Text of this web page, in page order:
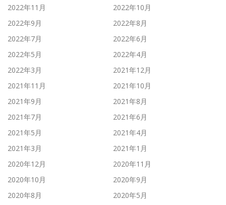
2022年11月
2022年10月
2022年9月
2022年8月
2022年7月
2022年6月
2022年5月
2022年4月
2022年3月
2021年12月
2021年11月
2021年10月
2021年9月
2021年8月
2021年7月
2021年6月
2021年5月
2021年4月
2021年3月
2021年1月
2020年12月
2020年11月
2020年10月
2020年9月
2020年8月
2020年5月